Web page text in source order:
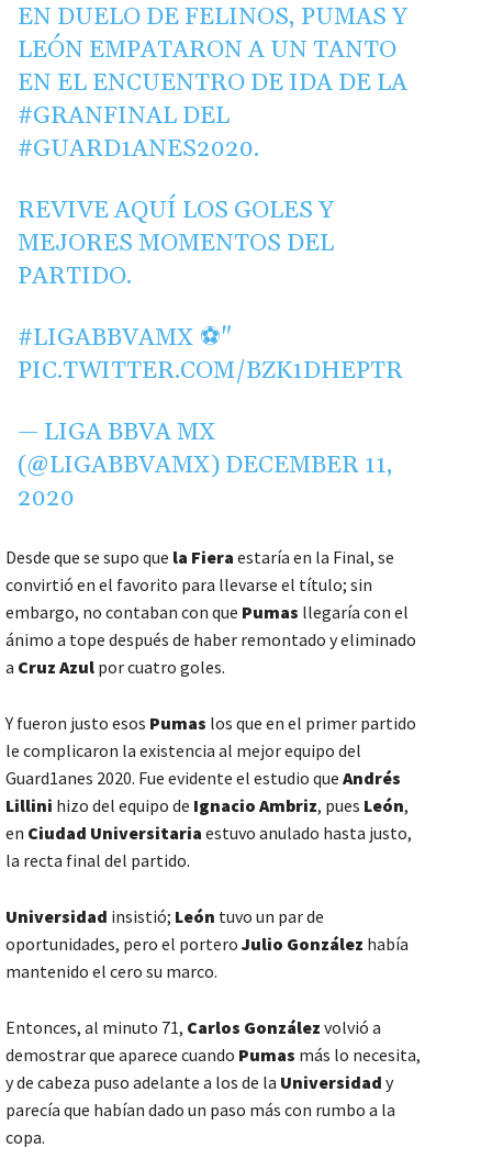
EN DUELO DE FELINOS, PUMAS Y
LEÓN EMPATARON A UN TANTO
EN EL ENCUENTRO DE IDA DE LA
#GRANFINAL DEL
#GUARD1ANES2020.
REVIVE AQUÍ LOS GOLES Y
MEJORES MOMENTOS DEL
PARTIDO.
#LIGABBVAMX ⚽"
PIC.TWITTER.COM/BZK1DHEPTR
— LIGA BBVA MX
(@LIGABBVAMX) DECEMBER 11,
2020
Desde que se supo que la Fiera estaría en la Final, se
convirtió en el favorito para llevarse el título; sin
embargo, no contaban con que Pumas llegaría con el
ánimo a tope después de haber remontado y eliminado
a Cruz Azul por cuatro goles.
Y fueron justo esos Pumas los que en el primer partido
le complicaron la existencia al mejor equipo del
Guard1anes 2020. Fue evidente el estudio que Andrés
Lillini hizo del equipo de Ignacio Ambriz, pues León,
en Ciudad Universitaria estuvo anulado hasta justo,
la recta final del partido.
Universidad insistió; León tuvo un par de
oportunidades, pero el portero Julio González había
mantenido el cero su marco.
Entonces, al minuto 71, Carlos González volvió a
demostrar que aparece cuando Pumas más lo necesita,
y de cabeza puso adelante a los de la Universidad y
parecía que habían dado un paso más con rumbo a la
copa.